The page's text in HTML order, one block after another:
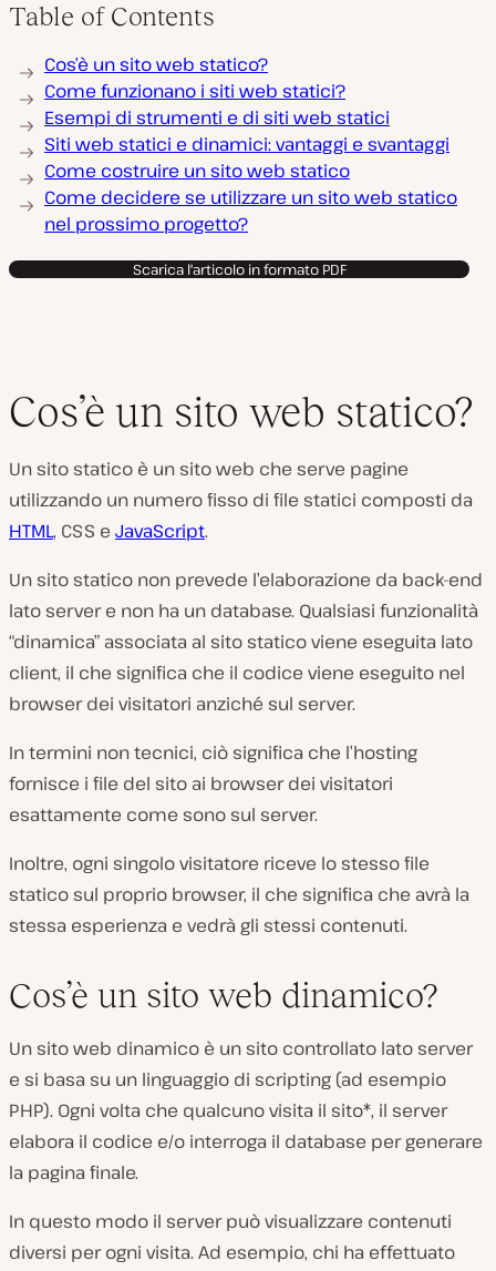
Table of Contents
Cos’è un sito web statico?
Come funzionano i siti web statici?
Esempi di strumenti e di siti web statici
Siti web statici e dinamici: vantaggi e svantaggi
Come costruire un sito web statico
Come decidere se utilizzare un sito web statico
nel prossimo progetto?
Scarica l'articolo in formato PDF
Cos’è un sito web statico?
Un sito statico è un sito web che serve pagine
utilizzando un numero fisso di file statici composti da
HTML, CSS e JavaScript.
Un sito statico non prevede l’elaborazione da back-end
lato server e non ha un database. Qualsiasi funzionalità
“dinamica” associata al sito statico viene eseguita lato
client, il che significa che il codice viene eseguito nel
browser dei visitatori anziché sul server.
In termini non tecnici, ciò significa che l’hosting
fornisce i file del sito ai browser dei visitatori
esattamente come sono sul server.
Inoltre, ogni singolo visitatore riceve lo stesso file
statico sul proprio browser, il che significa che avrà la
stessa esperienza e vedrà gli stessi contenuti.
Cos’è un sito web dinamico?
Un sito web dinamico è un sito controllato lato server
e si basa su un linguaggio di scripting (ad esempio
PHP). Ogni volta che qualcuno visita il sito*, il server
elabora il codice e/o interroga il database per generare
la pagina finale.
In questo modo il server può visualizzare contenuti
diversi per ogni visita. Ad esempio, chi ha effettuato